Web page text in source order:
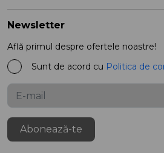
Newsletter
Află primul despre ofertele noastre!
Sunt de acord cu Politica de
Abonează-te